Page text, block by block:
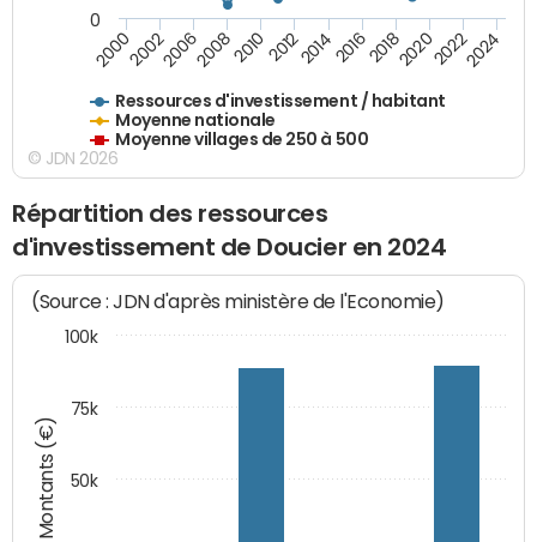
Ressources d'investissement / habitant
Moyenne nationale
Moyenne villages de 250 à 500
200020022006200820102012201420162018202020222024
0
© JDN 2026
Répartition des ressources
d'investissement de Doucier en 2024
Montants (€)
(Source : JDN d'après ministère de l'Economie)
100k
50k
75k